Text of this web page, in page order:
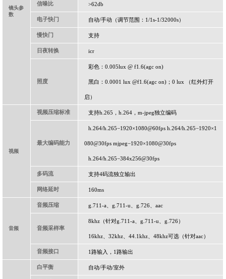
镜头参
数
信噪比 >62db
电子快门 自动/手动（调节范围： 1/1s-1/32000s）
慢快门 支持
日夜转换 icr
照度
彩色：0.005lux @ f1.6(agc on)
黑白：0.0001 lux @f1.6(agc on) ；0 lux （红外灯开
启）
视频
视频压缩标准 支持h.265 ，h.264 ，m-jpeg独立编码
最大编码能力
h.264/h.265−1920×1080@60fps h.264/h.265−1920×1
080@30fps mjpeg−1920×1080@30fps
h.264/h.265−384x256@30fps
多码流 支持4码流独立输出
网络延时 160ms
音频
音频压缩 g.711-a 、g.711-u 、g.726 、aac
音频采样率
8khz （针对g.711-a 、g.711-u 、g.726）
16khz 、32khz 、44.1khz 、48khz可选（针对aac）
音频接口 1路输入， 1路输出
白平衡 自动/手动/室外